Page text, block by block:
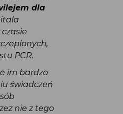
dla
PCR.
im bardzo
świadczeń
nie z tego